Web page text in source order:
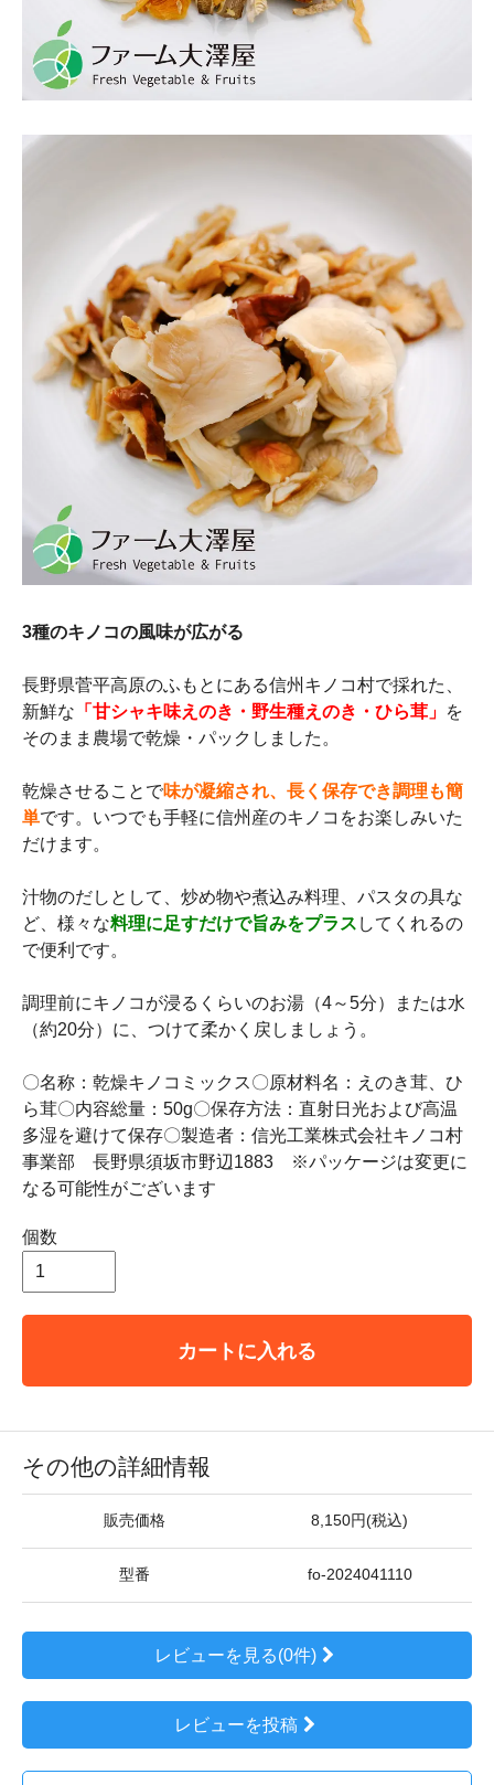
3種のキノコの風味が広がる
長野県菅平高原のふもとにある信州キノコ村で採れた、
新鮮な 「甘シャキ味えのき・野生種えのき・ひら茸」 を
そのまま農場で乾燥・パックしました。
乾燥させることで味が凝縮され、長く保存でき調理も簡
単です。いつでも手軽に信州産のキノコをお楽しみいた
だけます。
汁物のだしとして、炒め物や煮込み料理、パスタの具な
ど、様々な料理に足すだけで旨みをプラス してくれるの
で便利です。
調理前にキノコが浸るくらいのお湯（4～5分）または水
（約20分）に、つけて柔かく戻しましょう。
〇名称：乾燥キノコミックス〇原材料名：えのき茸、ひ
ら茸〇内容総量：50g〇保存方法：直射日光および高温
多湿を避けて保存〇製造者：信光工業株式会社キノコ村
事業部 長野県須坂市野辺1883 ※パッケージは変更に
なる可能性がございます
個数
カートに入れる
その他の詳細情報
販売価格 8,150円(税込)
型番 fo-2024041110
レビューを見る(0件)
レビューを投稿